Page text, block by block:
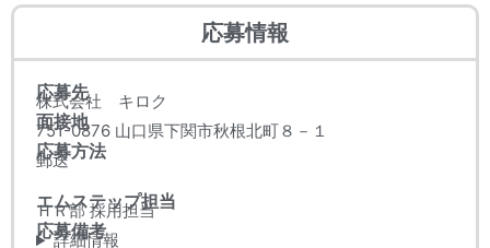
応募情報
応募先
株式会社 キロク
面接地
751-0876 山口県下関市秋根北町８－１
応募方法
郵送
エムステップ担当
ＨＲ部 採用担当
応募備考
詳細情報